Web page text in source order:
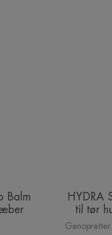
Balm
HYDRA
til tør